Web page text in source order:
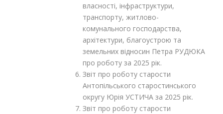
власності, інфраструктури,
транспорту, житлово-
комунального господарства,
архітектури, благоустрою та
земельних відносин Петра РУДЮКА
про роботу за 2025 рік.
Звіт про роботу старости
Антопільського старостинського
округу Юрія УСТИЧА за 2025 рік.
Звіт про роботу старости